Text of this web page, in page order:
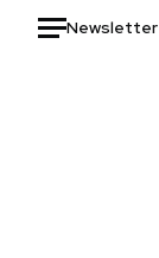
Newsletter